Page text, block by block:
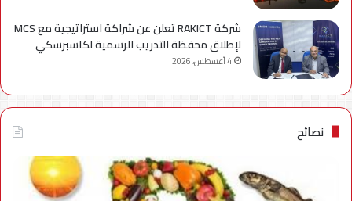
شركة RAKICT تعلن عن شراكة استراتيجية مع MCS
لإطلاق محفظة التدريب الرسمية لكاسبرسكي
4 أغسطس، 2026
نصائح